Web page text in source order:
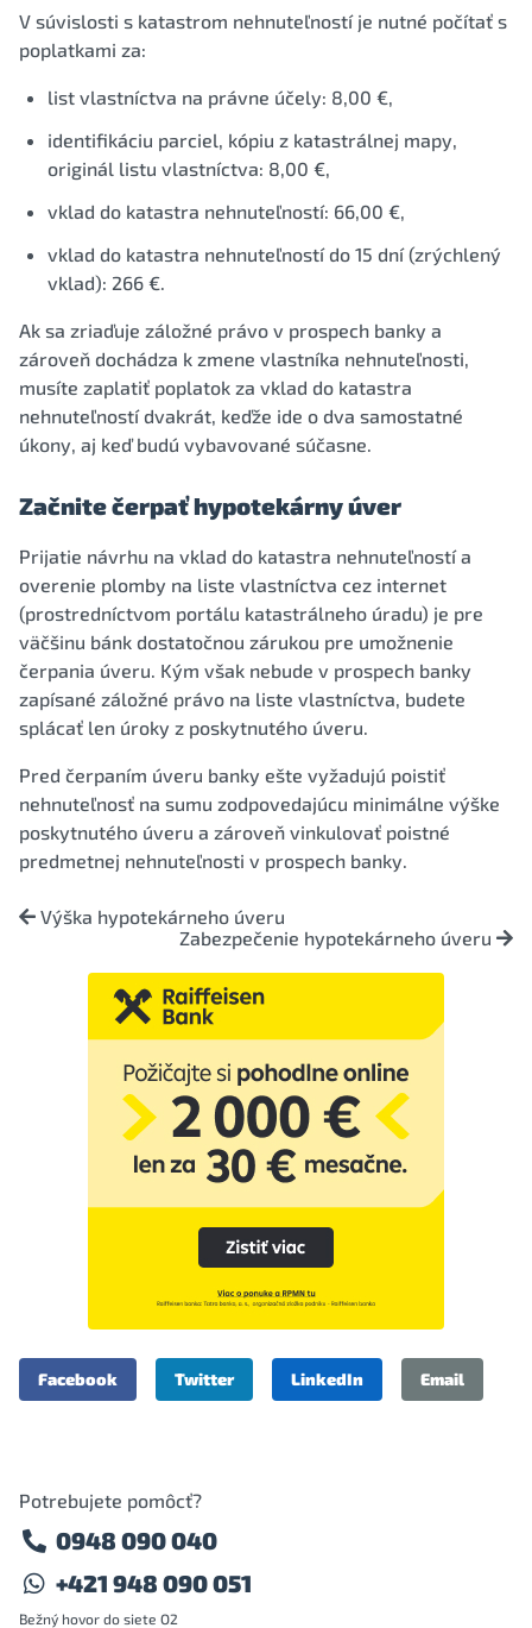
V súvislosti s katastrom nehnuteľností je nutné počítať s
poplatkami za:
list vlastníctva na právne účely: 8,00 €,
identifikáciu parciel, kópiu z katastrálnej mapy,
originál listu vlastníctva: 8,00 €,
vklad do katastra nehnuteľností: 66,00 €,
vklad do katastra nehnuteľností do 15 dní (zrýchlený
vklad): 266 €.
Ak sa zriaďuje záložné právo v prospech banky a
zároveň dochádza k zmene vlastníka nehnuteľnosti,
musíte zaplatiť poplatok za vklad do katastra
nehnuteľností dvakrát, keďže ide o dva samostatné
úkony, aj keď budú vybavované súčasne.
Začnite čerpať hypotekárny úver
Prijatie návrhu na vklad do katastra nehnuteľností a
overenie plomby na liste vlastníctva cez internet
(prostredníctvom portálu katastrálneho úradu) je pre
väčšinu bánk dostatočnou zárukou pre umožnenie
čerpania úveru. Kým však nebude v prospech banky
zapísané záložné právo na liste vlastníctva, budete
splácať len úroky z poskytnutého úveru.
Pred čerpaním úveru banky ešte vyžadujú poistiť
nehnuteľnosť na sumu zodpovedajúcu minimálne výške
poskytnutého úveru a zároveň vinkulovať poistné
predmetnej nehnuteľnosti v prospech banky.
Výška hypotekárneho úveru
Zabezpečenie hypotekárneho úveru
Facebook Twitter LinkedIn Email
Potrebujete pomôcť?
0948 090 040
+421 948 090 051
Bežný hovor do siete O2